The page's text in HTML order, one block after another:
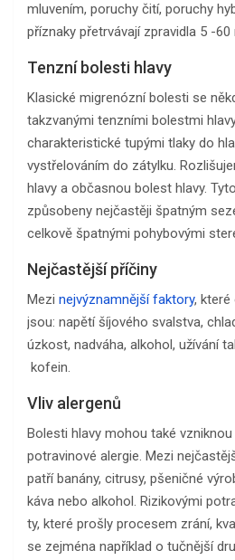
mluvením, poruchy čití, poruchy
příznaky přetrvávají zpravidla 5 -60
Tenzní bolesti hlavy
Klasické migrenózní bolesti se
takzvanými tenzními bolestmi
charakteristické tupými tlaky do
vystřelováním do zátylku.
hlavy a občasnou bolest hlavy.
způsobeny nejčastěji špatným
celkově špatnými pohybovými
Nejčastější příčiny
Mezi nejvýznamnější faktory, které
jsou: napětí šíjového svalstva,
úzkost, nadváha, alkohol, užívání
kofein.
Vliv alergenů
Bolesti hlavy mohou také
potravinové alergie. Mezi
patří banány, citrusy, pšeničné
káva nebo alkohol. Rizikovými
ty, které prošly procesem zrání,
se zejména například o tučnější